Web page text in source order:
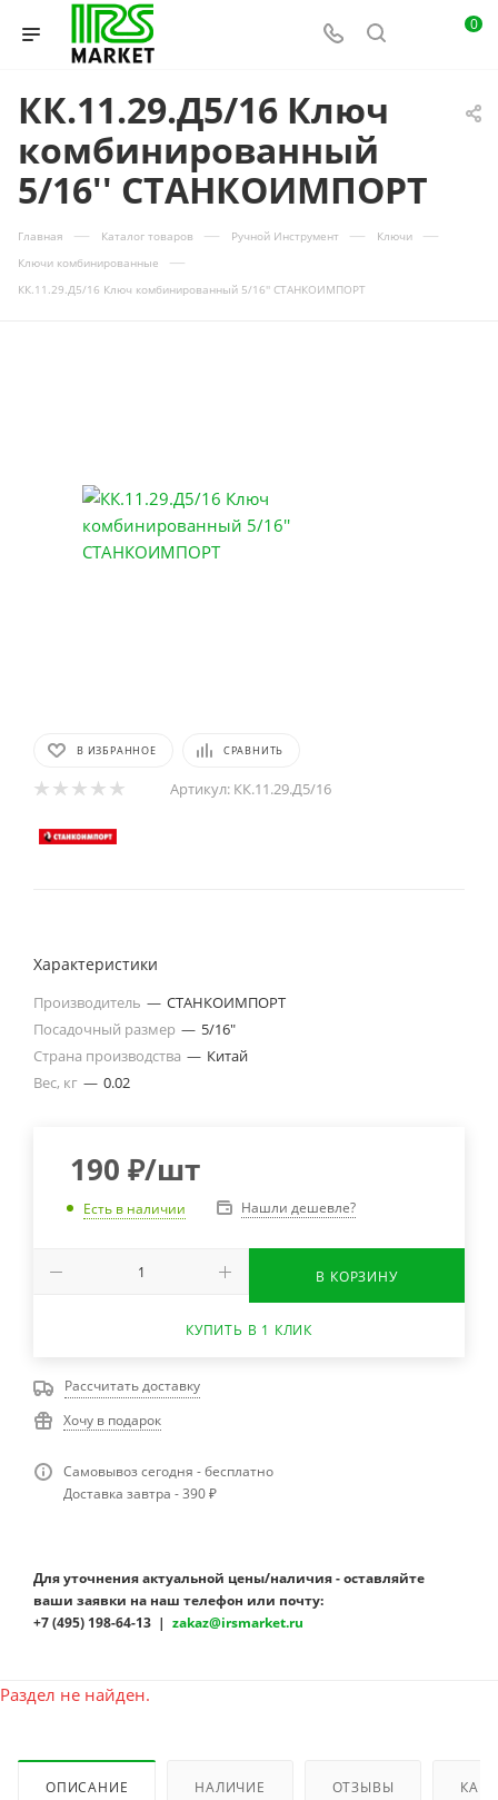
0
КК.11.29.Д5/16 Ключ
комбинированный
5/16'' СТАНКОИМПОРТ
Главная — Каталог товаров — Ручной Инструмент — Ключи —
Ключи комбинированные —
КК.11.29.Д5/16 Ключ комбинированный 5/16'' СТАНКОИМПОРТ
В ИЗБРАННОЕ СРАВНИТЬ
Артикул: КК.11.29.Д5/16
Характеристики
Производитель — СТАНКОИМПОРТ
Посадочный размер — 5/16"
Страна производства — Китай
Вес, кг — 0.02
190 ₽/шт
Есть в наличии Нашли дешевле?
В КОРЗИНУ
КУПИТЬ В 1 КЛИК
Рассчитать доставку
Хочу в подарок
Самовывоз сегодня - бесплатно
Доставка завтра - 390 ₽
Для уточнения актуальной цены/наличия - оставляйте
ваши заявки на наш телефон или почту:
+7 (495) 198-64-13 | zakaz@irsmarket.ru
Раздел не найден.
ОПИСАНИЕ НАЛИЧИЕ ОТЗЫВЫ КАК